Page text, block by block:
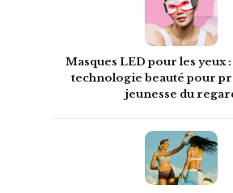
Masques LED pour les yeux
technologie beauté pour
jeunesse du